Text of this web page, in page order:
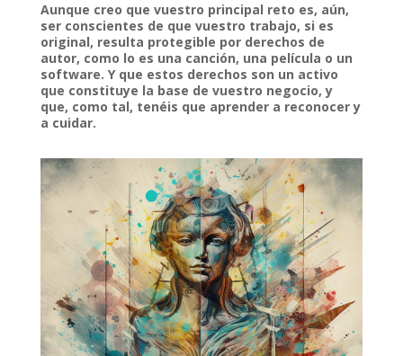
Aunque creo que vuestro principal reto es, aún,
ser conscientes de que vuestro trabajo, si es
original, resulta protegible por derechos de
autor, como lo es una canción, una película o un
software. Y que estos derechos son un activo
que constituye la base de vuestro negocio, y
que, como tal, tenéis que aprender a reconocer y
a cuidar.